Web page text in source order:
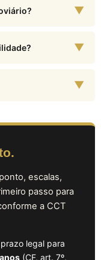
▼
▼
▼
escalas,
passo para
a CCT
legal para
(CF, art. 7º,